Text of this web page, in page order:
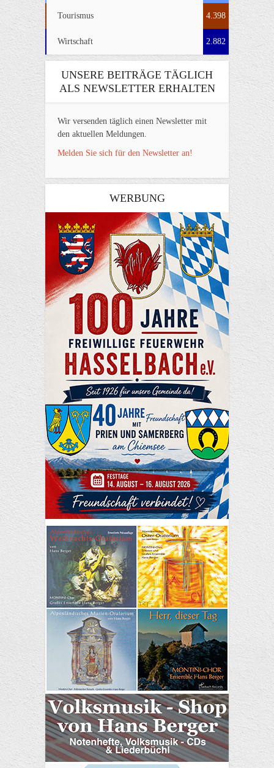
Tourismus 4.398
Wirtschaft 2.882
UNSERE BEITRÄGE TÄGLICH
ALS NEWSLETTER ERHALTEN
Wir versenden täglich einen Newsletter mit
den aktuellen Meldungen.
Melden Sie sich für den Newsletter an!
WERBUNG